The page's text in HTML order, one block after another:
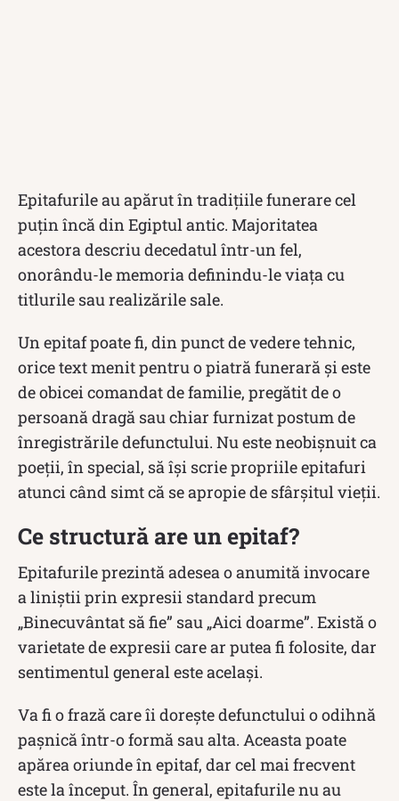
Epitafurile au apărut în tradițiile funerare cel
puțin încă din Egiptul antic. Majoritatea
acestora descriu decedatul într-un fel,
onorându-le memoria definindu-le viața cu
titlurile sau realizările sale.
Un epitaf poate fi, din punct de vedere tehnic,
orice text menit pentru o piatră funerară și este
de obicei comandat de familie, pregătit de o
persoană dragă sau chiar furnizat postum de
înregistrările defunctului. Nu este neobișnuit ca
poeții, în special, să își scrie propriile epitafuri
atunci când simt că se apropie de sfârșitul vieții.
Ce structură are un epitaf?
Epitafurile prezintă adesea o anumită invocare
a liniștii prin expresii standard precum
„Binecuvântat să fie” sau „Aici doarme”. Există o
varietate de expresii care ar putea fi folosite, dar
sentimentul general este același.
Va fi o frază care îi dorește defunctului o odihnă
pașnică într-o formă sau alta. Aceasta poate
apărea oriunde în epitaf, dar cel mai frecvent
este la început. În general, epitafurile nu au